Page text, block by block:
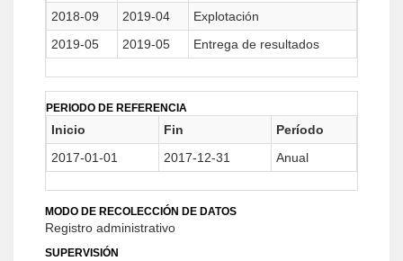
2018-09
2019-04
Explotación
2019-05
2019-05 Entrega de resultados
PERIODO DE REFERENCIA
Inicio Fin
Período
2017-01-01
2017-12-31 Anual
MODO DE RECOLECCIÓN DE DATOS
Registro administrativo
SUPERVISIÓN